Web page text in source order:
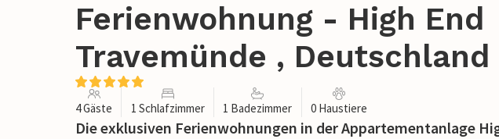
Ferienwohnung - High End
Travemünde , Deutschland
4 Gäste 1 Schlafzimmer 1 Badezimmer 0 Haustiere
Die exklusiven Ferienwohnungen in der Appartementanlage